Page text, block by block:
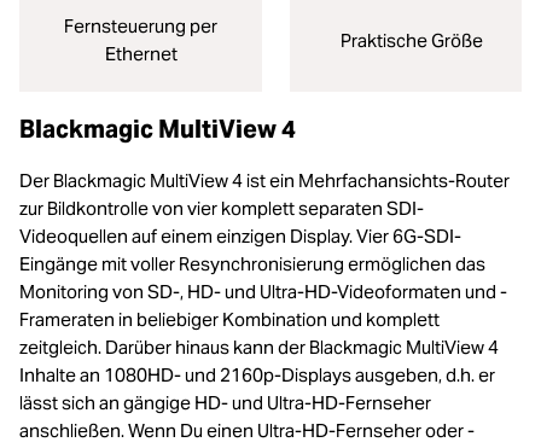
Fernsteuerung per
Ethernet
Praktische Größe
Blackmagic MultiView 4
Der Blackmagic MultiView 4 ist ein Mehrfachansichts-Router
zur Bildkontrolle von vier komplett separaten SDI-
Videoquellen auf einem einzigen Display. Vier 6G-SDI-
Eingänge mit voller Resynchronisierung ermöglichen das
Monitoring von SD-, HD- und Ultra-HD-Videoformaten und -
Frameraten in beliebiger Kombination und komplett
zeitgleich. Darüber hinaus kann der Blackmagic MultiView 4
Inhalte an 1080HD- und 2160p-Displays ausgeben, d.h. er
lässt sich an gängige HD- und Ultra-HD-Fernseher
anschließen. Wenn Du einen Ultra-HD-Fernseher oder -